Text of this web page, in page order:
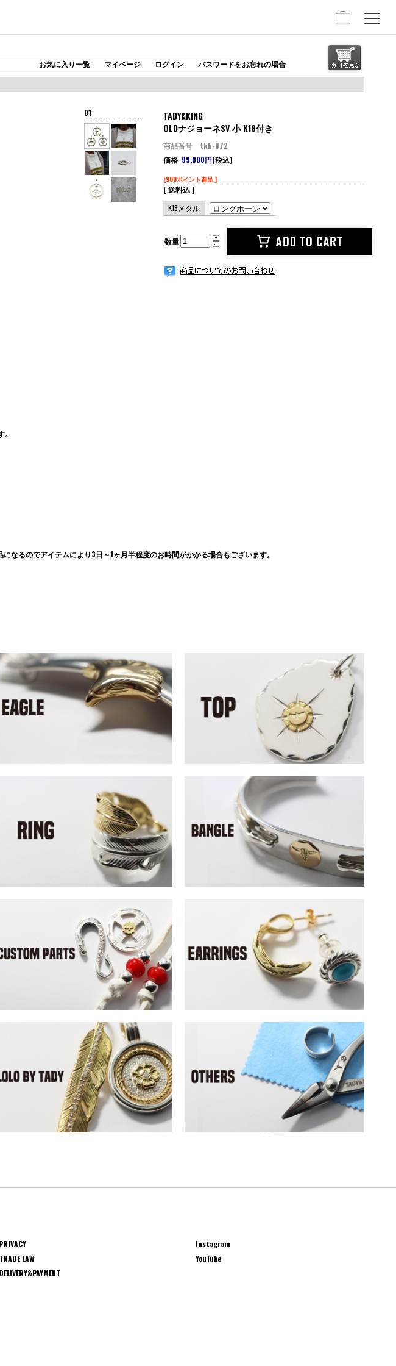
お気に入り一覧
マイページ ログイン パスワードをお忘れの場合
TADY&KING
OLDナジョーネSV 小 K18付き
商品番号 tkh-072
価格 99,000円(税込)
[900ポイント進呈 ]
[ 送料込 ]
K18メタル
数量
01
るのでアイテムにより3日～1ヶ月半程度のお時間がかかる場合もございます。
PRIVACY
TRADE LAW
DELIVERY&PAYMENT
Instagram
YouTube